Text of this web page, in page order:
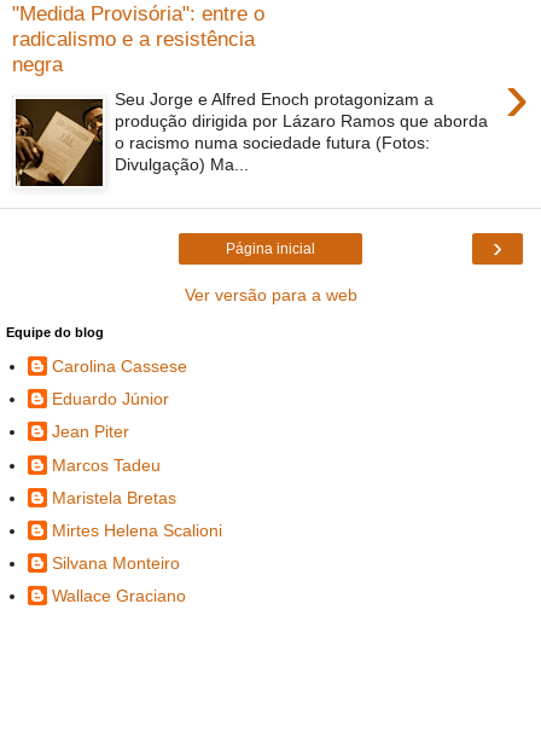
"Medida Provisória": entre o
radicalismo e a resistência
negra
›
Seu Jorge e Alfred Enoch protagonizam a
produção dirigida por Lázaro Ramos que aborda
o racismo numa sociedade futura (Fotos:
Divulgação) Ma...
›
Página inicial
Ver versão para a web
Equipe do blog
Carolina Cassese
Eduardo Júnior
Jean Piter
Marcos Tadeu
Maristela Bretas
Mirtes Helena Scalioni
Silvana Monteiro
Wallace Graciano